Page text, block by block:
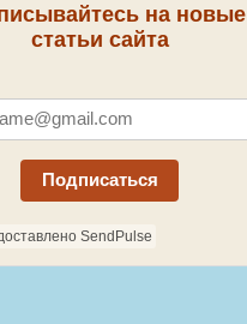
на новые
статьи сайта
Подписаться
SendPulse